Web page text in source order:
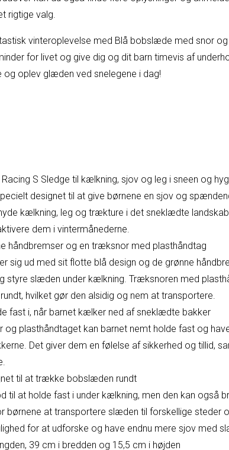
rigtige valg.
vinteroplevelse med Blå bobslæde med snor
for livet og give dig og dit barn timevis af
oplev glæden ved snelegene i dag!
S Sledge til kælkning, sjov og leg i sneen og
designet til at give børnene en sjov og
kælkning, leg og trækture i det sneklædte
dem i vintermånederne.
håndbremser og en træksnor med plasthåndtag
sig ud med sit flotte blå design og de grønne
styre slæden under kælkning. Træksnoren med
hvilket gør den alsidig og nem at transportere.
fast i, når barnet kælker ned af sneklædte bakker
og plasthåndtaget kan barnet nemt holde fast og
Det giver dem en følelse af sikkerhed og tillid,
til at trække bobslæden rundt
til at holde fast i under kælkning, men den kan også
børnene at transportere slæden til forskellige steder
for at udforske og have endnu mere sjov med
39 cm i bredden og 15,5 cm i højden